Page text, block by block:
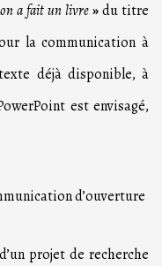
a fait un livre»du titre
la communication à
déjà disponible, à
est envisagé,
d’ouverture
projet de recherche